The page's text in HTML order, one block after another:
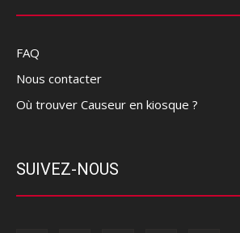
FAQ
Nous contacter
Où trouver Causeur en kiosque ?
SUIVEZ-NOUS